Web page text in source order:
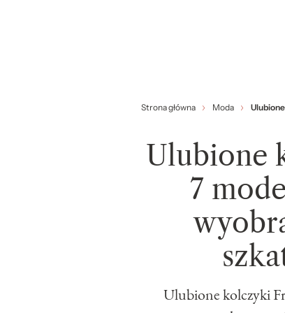
Strona główna Moda
Ulubione
7
Ulubione kolczyki